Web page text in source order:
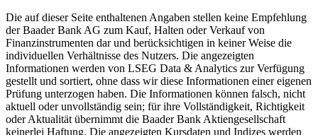
Die auf dieser Seite enthaltenen Angaben stellen keine Empfehlung
der Baader Bank AG zum Kauf, Halten oder Verkauf von
Finanzinstrumenten dar und berücksichtigen in keiner Weise die
individuellen Verhältnisse des Nutzers. Die angezeigten
Informationen werden von LSEG Data & Analytics zur Verfügung
gestellt und sortiert, ohne dass wir diese Informationen einer eigenen
Prüfung unterzogen haben. Die Informationen können falsch, nicht
aktuell oder unvollständig sein; für ihre Vollständigkeit, Richtigkeit
oder Aktualität übernimmt die Baader Bank Aktiengesellschaft
keinerlei Haftung. Die angezeigten Kursdaten und Indizes werden